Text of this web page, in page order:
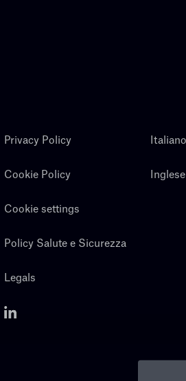
Privacy Policy
Cookie Policy
Cookie settings
Policy Salute e Sicurezza
Legals
Italiano
Inglese